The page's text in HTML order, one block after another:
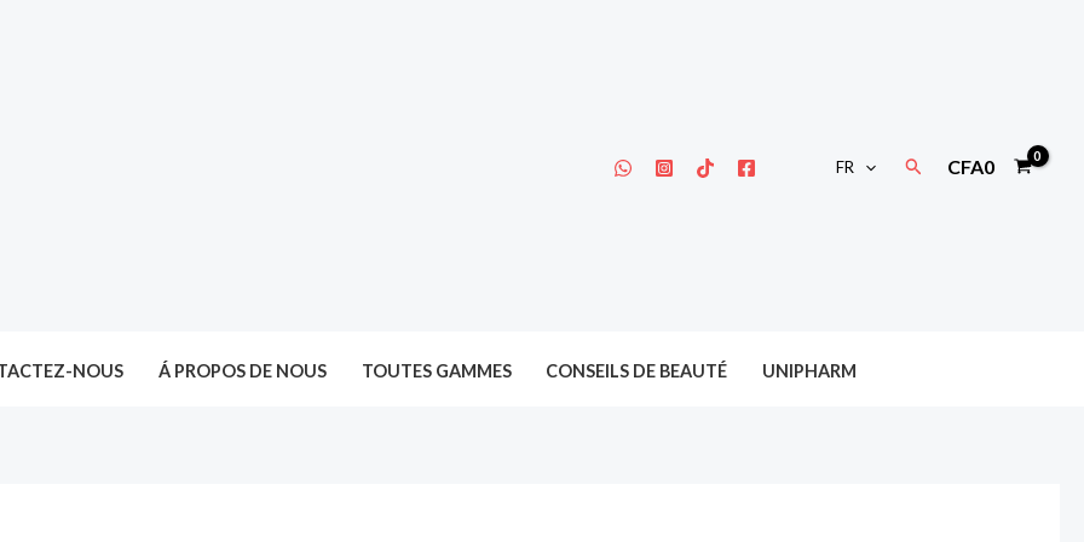
FR Rechercher
CFA0
NOUS Á PROPOS DE NOUS TOUTES GAMMES CONSEILS DE BEAUTÉ UNIPHARM